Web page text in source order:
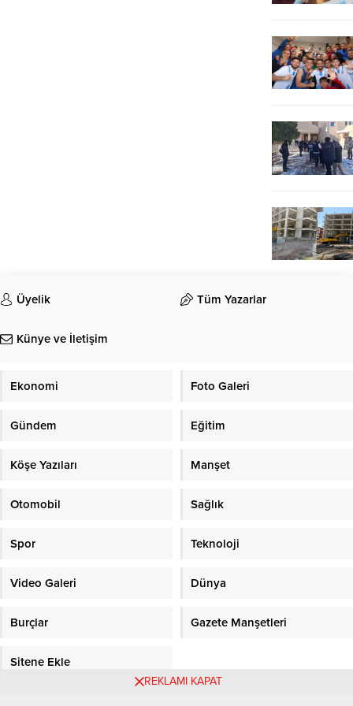
Üyelik Tüm Yazarlar
Künye ve İletişim
Ekonomi Foto Galeri
Gündem Eğitim
Köşe Yazıları Manşet
Otomobil Sağlık
Spor Teknoloji
Video Galeri Dünya
Burçlar Gazete Manşetleri
Sitene Ekle
REKLAMI KAPAT